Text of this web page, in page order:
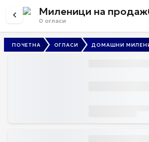
Миленици на
0 огласи
ПОЧЕТНА ОГЛАСИ ДОМАШНИ